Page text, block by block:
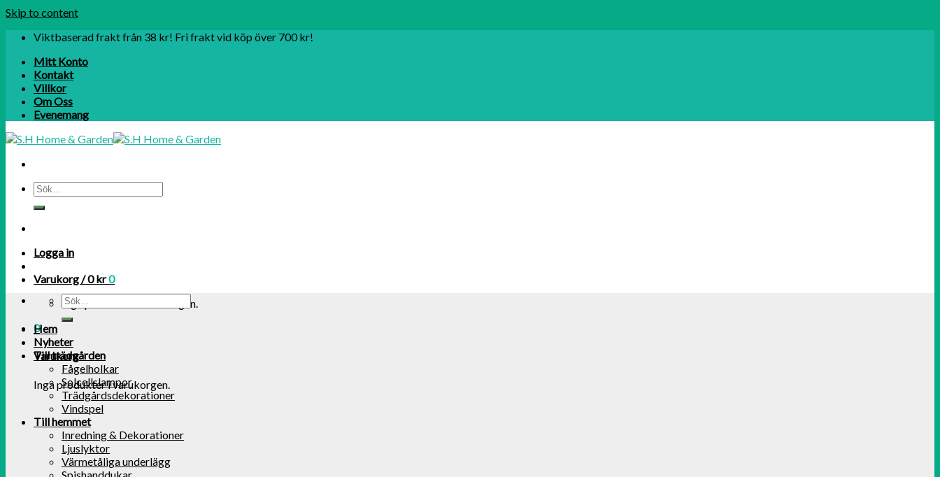
Skip to content
Viktbaserad frakt från 38 kr! Fri frakt vid köp över 700 kr!
Mitt Konto
Kontakt
Villkor
Om Oss
Evenemang
Logga in
Varukorg /0kr0
Inga produkter i varukorgen.
0
Varukorg
Inga produkter i varukorgen.
Hem
Nyheter
Till trädgården
Fågelholkar
Solcellslampor
Trädgårdsdekorationer
Vindspel
Till hemmet
Inredning & Dekorationer
Ljuslyktor
Värmetåliga underlägg